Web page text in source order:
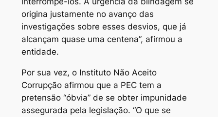
origina justamente no avanço das
investigações sobre esses desvios, que já
alcançam quase uma centena”, afirmou a
entidade.
Por sua vez, o Instituto Não Aceito
Corrupção afirmou que a PEC tem a
pretensão “óbvia” de se obter impunidade
assegurada pela legislação. “O que se